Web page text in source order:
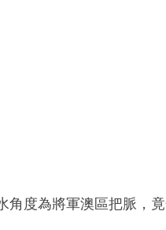
角度為將軍澳區把脈，